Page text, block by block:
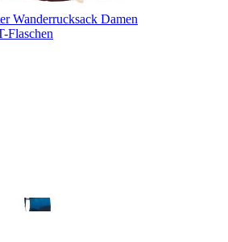
Wanderrucksack Damen
Flaschen